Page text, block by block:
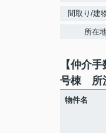
間取り/建
所在
【仲介
号棟 所
物件名